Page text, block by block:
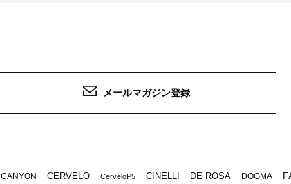
メールマガジン登録
CANYON CERVELO CerveloP5 CINELLI DE ROSA DOGMA